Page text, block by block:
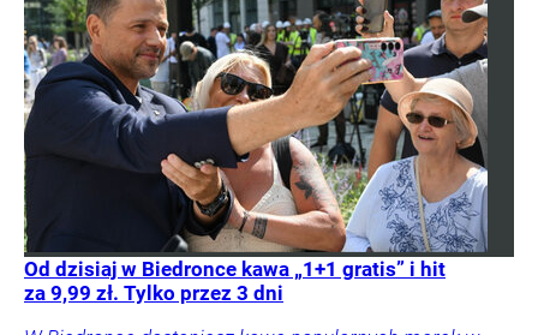
Od dzisiaj w Biedronce kawa „1+1 gratis” i hit
za 9,99 zł. Tylko przez 3 dni